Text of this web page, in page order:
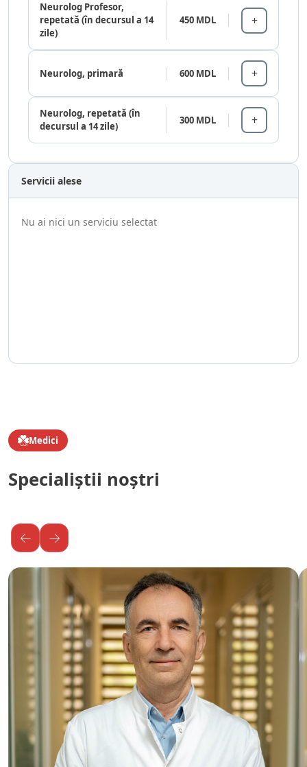
Neurolog Profesor,
repetată (în decursul a 14
zile)
450 MDL
Neurolog, primară 600 MDL
Neurolog, repetată (în
decursul a 14 zile)
300 MDL
Servicii alese
Nu ai nici un serviciu selectat
Medici
Specialiștii noștri
← →